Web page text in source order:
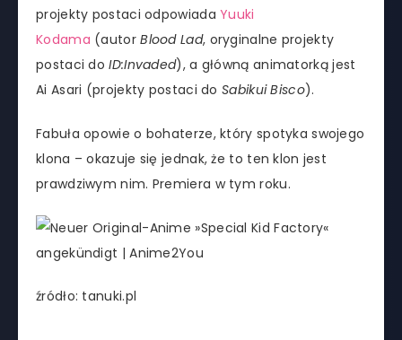
projekty postaci odpowiadaYuuki
Kodama (autorBlood Lad, oryginalne projekty
postaci doID:Invaded), a główną animatorką jest
Ai Asari (projekty postaci doSabikui Bisco).
Fabuła opowie o bohaterze, który spotyka swojego
klona – okazuje się jednak, że to ten klon jest
prawdziwym nim. Premiera w tym roku.
źródło: tanuki.pl